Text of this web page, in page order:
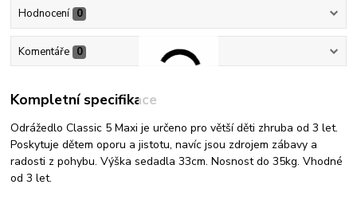
Hodnocení 0
Komentáře 0
Kompletní specifikace
Odrážedlo Classic 5 Maxi je určeno pro větší děti zhruba od 3 let.
Poskytuje dětem oporu a jistotu, navíc jsou zdrojem zábavy a
radosti z pohybu. Výška sedadla 33cm. Nosnost do 35kg. Vhodné
od 3 let.